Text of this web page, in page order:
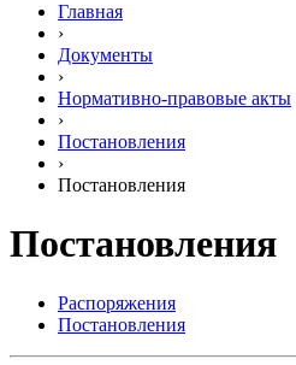
Главная
›
Документы
›
Нормативно-правовые акты
›
Постановления
›
Постановления
Постановления
Распоряжения
Постановления